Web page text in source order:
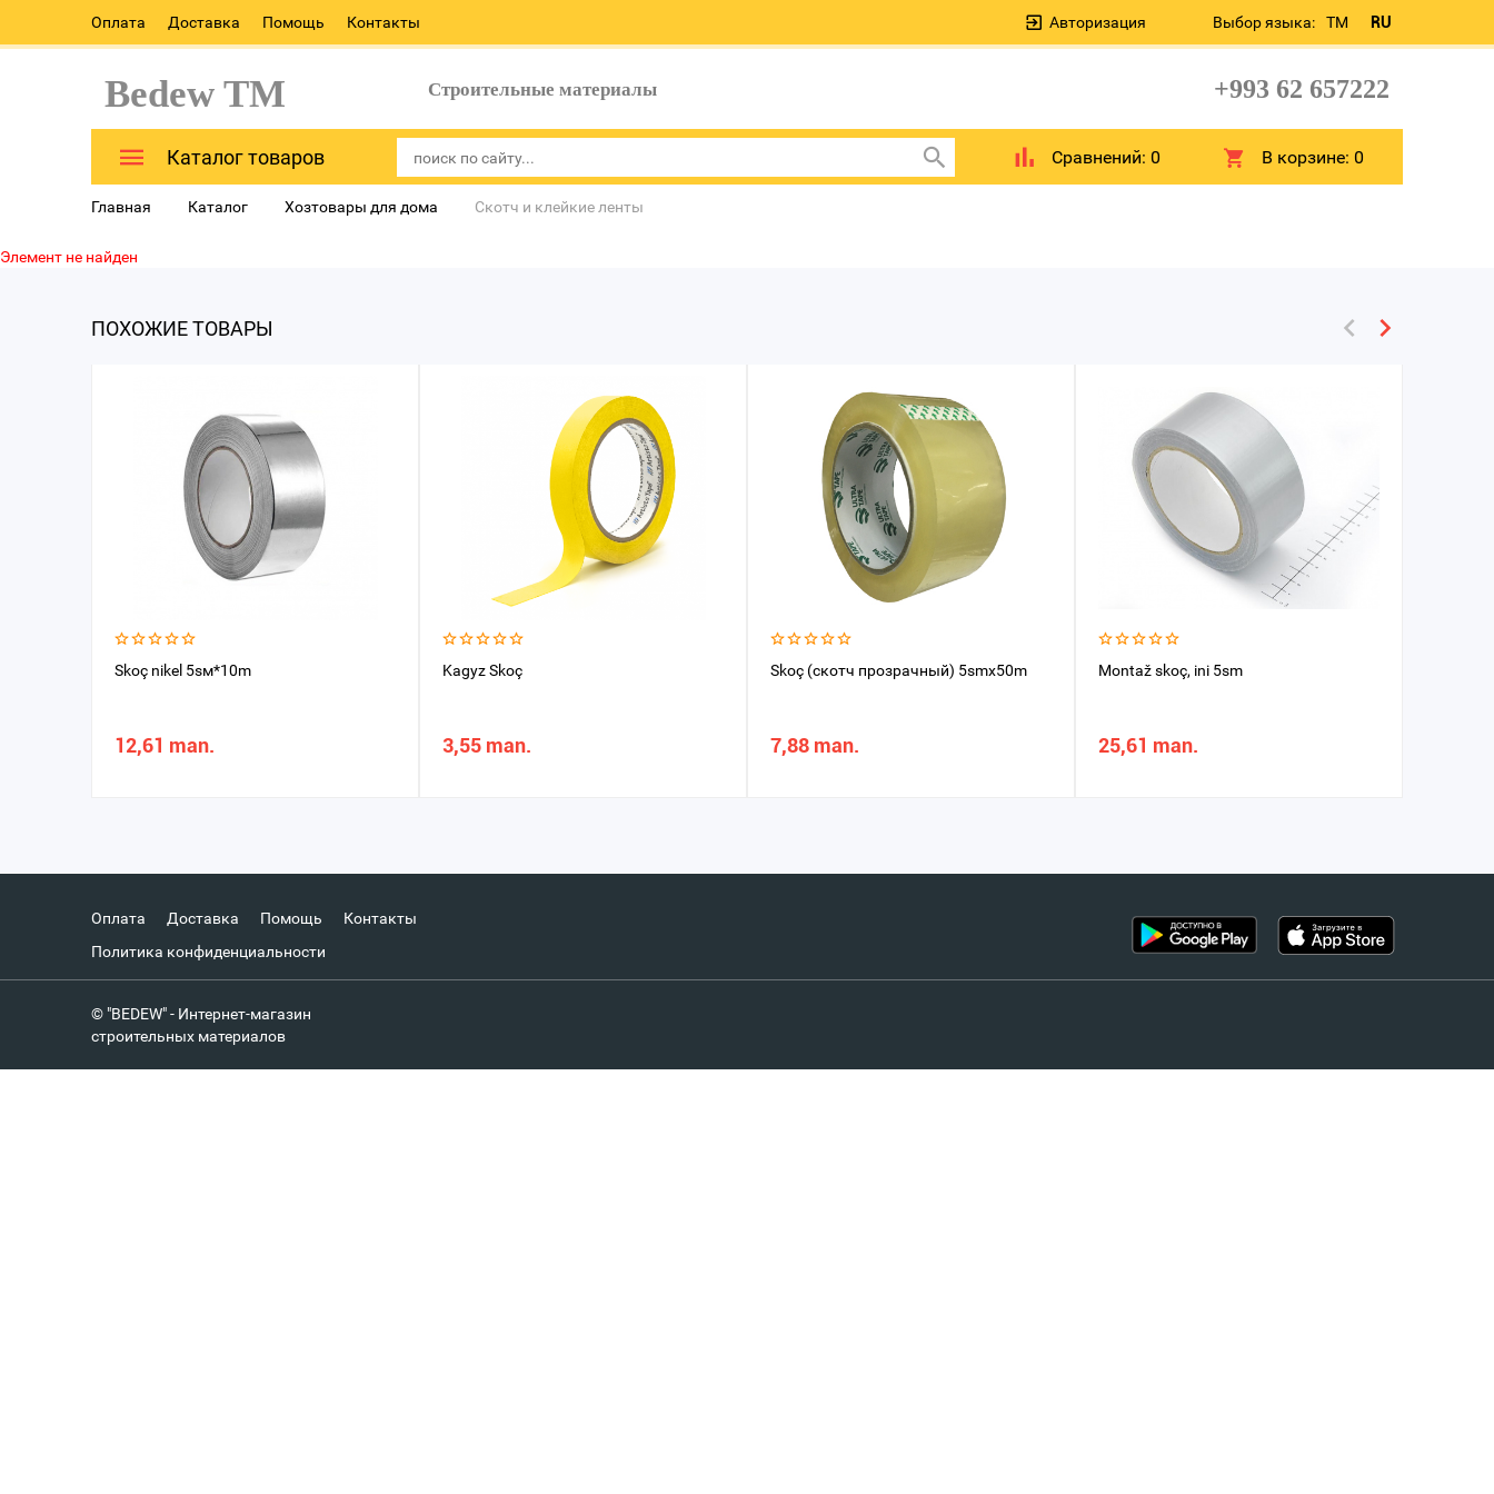
Оплата Доставка Помощь Контакты Выбор языка: TM RU
Авторизация
Bedew TM Строительные материалы +993 62 657222
Каталог товаров Сравнений: 0 В корзине:0
Главная Каталог Хозтовары для дома Скотч и клейкие ленты
Элемент не найден
ПОХОЖИЕ ТОВАРЫ
Skoç nikel 5sм*10m
12,61 man.
Kagyz Skoç
3,55 man.
Skoç (скотч прозрачный) 5smx50m
7,88 man.
Montaž skoç, ini 5sm
25,61 man.
Оплата Доставка Помощь
Контакты
Политика конфиденциальности
© "BEDEW" - Интернет-магазин
строительных материалов